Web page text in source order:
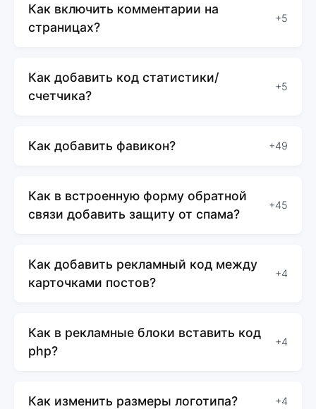
Как включить комментарии на
страницах?
+5
Как добавить код статистики/
счетчика?
+5
Как добавить фавикон? +49
Как в встроенную форму обратной
связи добавить защиту от спама?
+45
Как добавить рекламный код между
карточками постов?
+4
Как в рекламные блоки вставить код
php?
+4
Как изменить размеры логотипа? +4